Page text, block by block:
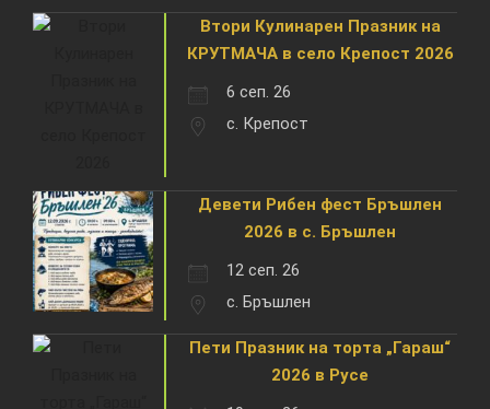
Втори Кулинарен Празник на
КРУТМАЧА в село Крепост 2026
6 сеп. 26
с. Крепост
Девети Рибен фест Бръшлен
2026 в с. Бръшлен
12 сеп. 26
с. Бръшлен
Пети Празник на торта „Гараш“
2026 в Русе